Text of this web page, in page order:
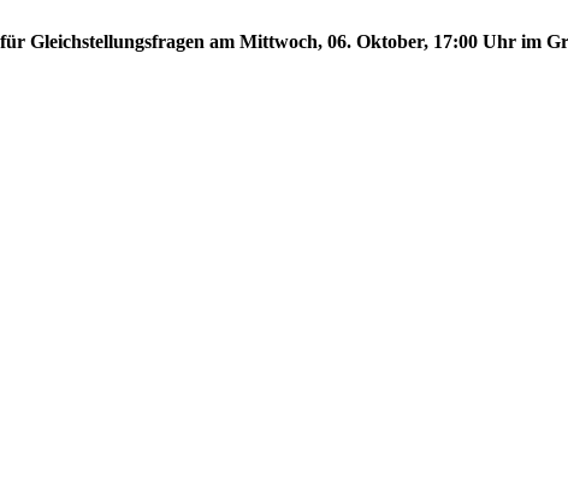
Gleichstellungsfragen am Mittwoch, 06. Oktober, 17:00 Uhr im